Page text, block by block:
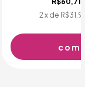
2x de